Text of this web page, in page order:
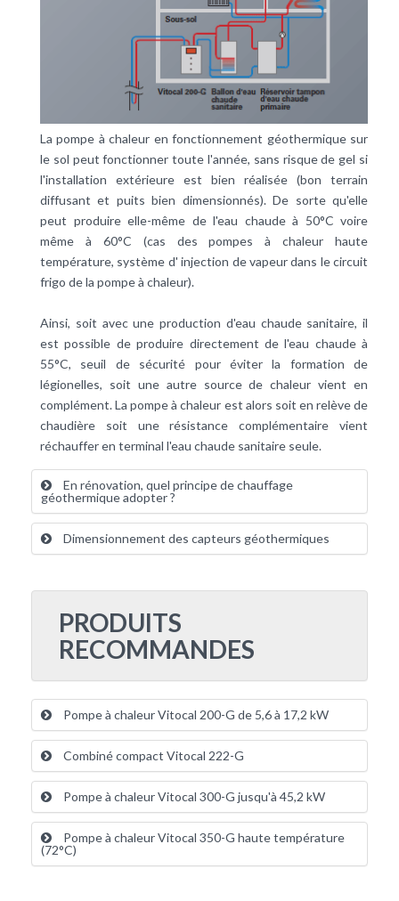
Lapompe à chaleur en fonctionnement géothermique sur
le sol peut fonctionner toute l'année, sans risque de gel si
l'installation extérieure est bien réalisée (bon terrain
diffusant et puits bien dimensionnés). De sorte qu'elle
peut produire elle-même de l'eau chaude à 50°C voire
même à 60°C (cas des pompes à chaleur haute
température, système d' injection de vapeur dans le circuit
frigo de la pompe à chaleur).
Ainsi, soit avec une production d'eau chaude sanitaire, il
est possible de produire directement de l'eau chaude à
55°C, seuil de sécurité pour éviter la formation de
légionelles, soit une autre source de chaleur vient en
complément. La pompe à chaleur est alors soit en relève de
chaudière soit une résistance complémentaire vient
réchauffer en terminal l'eau chaude sanitaire seule.
En rénovation, quel principe de chauffage
géothermique adopter ?
Dimensionnement des capteurs géothermiques
PRODUITS
RECOMMANDES
Pompe à chaleur Vitocal 200-G de 5,6 à 17,2 kW
Combiné compact Vitocal 222-G
Pompe à chaleur Vitocal 300-G jusqu'à 45,2 kW
Pompe à chaleur Vitocal 350-G haute température
(72°C)